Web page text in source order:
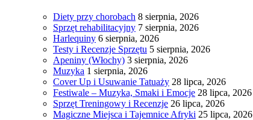
Diety przy chorobach 8 sierpnia, 2026
Sprzęt rehabilitacyjny 7 sierpnia, 2026
Harlequiny 6 sierpnia, 2026
Testy i Recenzje Sprzętu 5 sierpnia, 2026
Apeniny (Włochy) 3 sierpnia, 2026
Muzyka 1 sierpnia, 2026
Cover Up i Usuwanie Tatuaży 28 lipca, 2026
Festiwale – Muzyka, Smaki i Emocje 28 lipca, 2026
Sprzęt Treningowy i Recenzje 26 lipca, 2026
Magiczne Miejsca i Tajemnice Afryki 25 lipca, 2026